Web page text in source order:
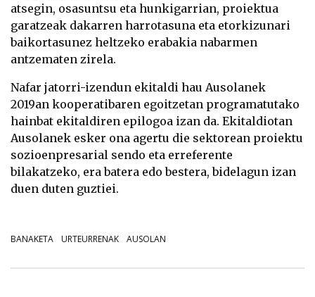
atsegin, osasuntsu eta hunkigarrian, proiektua
garatzeak dakarren harrotasuna eta etorkizunari
baikortasunez heltzeko erabakia nabarmen
antzematen zirela.
Nafar jatorri-izendun ekitaldi hau Ausolanek
2019an kooperatibaren egoitzetan programatutako
hainbat ekitaldiren epilogoa izan da. Ekitaldiotan
Ausolanek esker ona agertu die sektorean proiektu
sozioenpresarial sendo eta erreferente
bilakatzeko, era batera edo bestera, bidelagun izan
duen duten guztiei.
BANAKETA URTEURRENAK AUSOLAN